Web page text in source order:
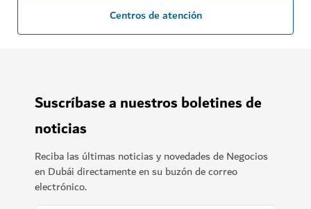
Centros de atención
Suscríbase a nuestros boletines de
noticias
Reciba las últimas noticias y novedades de Negocios
en Dubái directamente en su buzón de correo
electrónico.